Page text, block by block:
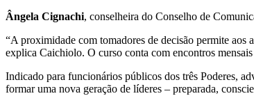
Ângela Cignachi, conselheira do Conselho de
“A proximidade com tomadores de decisão permite
explica Caichiolo. O curso conta com encontros
Indicado para funcionários públicos dos três Poderes,
formar uma nova geração de líderes – preparada,